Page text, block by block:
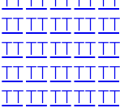
TTTTTTTTTT
TTTTTTTTTT
TTTTTTTTTT
TTTTTTTTTT